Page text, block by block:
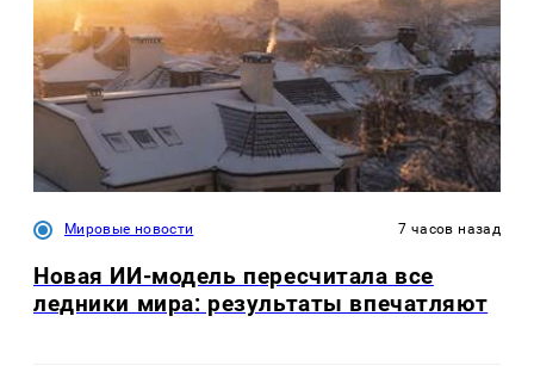
Мировые новости 7 часов назад
Новая ИИ-модель пересчитала все
ледники мира: результаты впечатляют